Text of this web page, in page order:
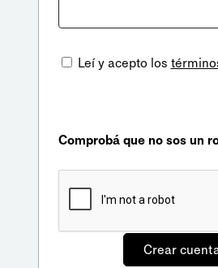
Leí y acepto los
Comprobá que no sos un